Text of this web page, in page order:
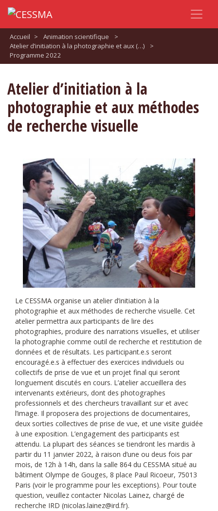
Accueil > Animation scientifique
>
Atelier d’initiation à la photographie et aux (…)
>
Programme 2022
Atelier d’initiation à la
photographie et aux méthodes
de recherche visuelle
Le CESSMA organise un atelier d’initiation à la
photographie et aux méthodes de recherche visuelle. Cet
atelier permettra aux participants de lire des
photographies, produire des narrations visuelles, et utiliser
la photographie comme outil de recherche et restitution de
données et de résultats. Les participant.e.s seront
encouragé.e.s à effectuer des exercices individuels ou
collectifs de prise de vue et un projet final qui seront
longuement discutés en cours. L’atelier accueillera des
intervenants extérieurs, dont des photographes
professionnels et des chercheurs travaillant sur et avec
l’image. Il proposera des projections de documentaires,
deux sorties collectives de prise de vue, et une visite guidée
à une exposition. L’engagement des participants est
attendu. La plupart des séances se tiendront les mardis à
partir du 11 janvier 2022, à raison d’une ou deus fois par
mois, de 12h à 14h, dans la salle 864 du CESSMA situé au
bâtiment Olympe de Gouges, 8 place Paul Ricoeur, 75013
Paris (voir le programme pour les exceptions). Pour toute
question, veuillez contacter Nicolas Lainez, chargé de
recherche IRD (nicolas.lainez@ird.fr).